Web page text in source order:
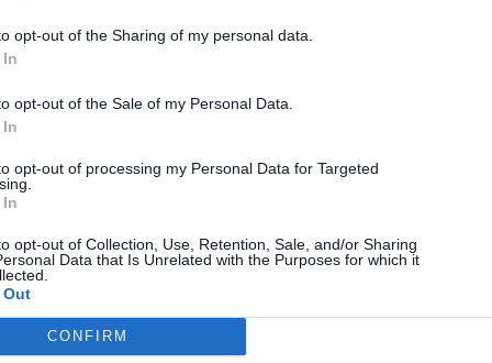
opt-out of the Sharing of my personal data.
opt-out of the Sale of my Personal Data.
opt-out of processing my Personal Data for Targeted
opt-out of Collection, Use, Retention, Sale, and/or Sharing
Data that Is Unrelated with the Purposes for which it
CONFIRM
Δημήτρης Σερβέτης
Hello Techmaniacs... Δημήτρης εδώ, ο Junior!!! Από μικρή ηλικία,
ηλεκτρονικές συσκευές. Τώρα είμαι 20 ετών και κάνω το όνειρο
μου πραγματικότητα σπουδάζοντας Computer Engineering!
Διάβασμα, διαγωνίσματα και εξετάσεις, έχουν περιορίσει τον
μάλλον όταν το σπουδάζεις, απολαμβάνεις κάθε στιγμή.
Tags:
No comments